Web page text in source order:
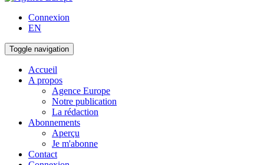
Connexion
EN
Toggle navigation
Accueil
A propos
Agence Europe
Notre publication
La rédaction
Abonnements
Aperçu
Je m'abonne
Contact